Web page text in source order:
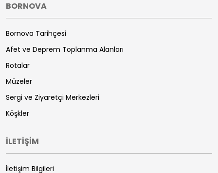
BORNOVA
Bornova Tarihçesi
Afet ve Deprem Toplanma Alanları
Rotalar
Müzeler
Sergi ve Ziyaretçi Merkezleri
Köşkler
İLETİŞİM
İletişim Bilgileri